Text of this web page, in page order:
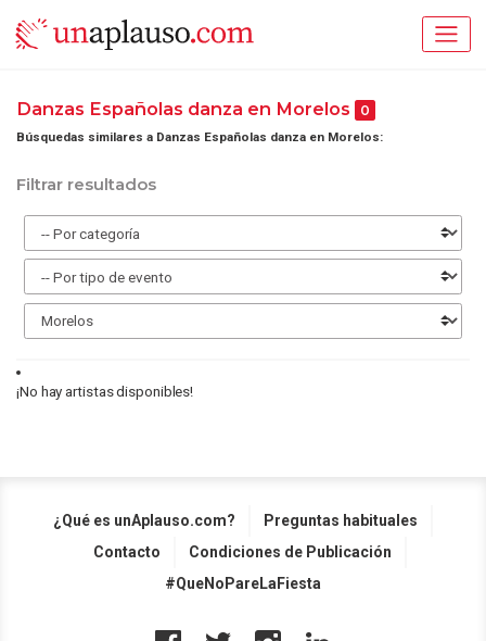
Danzas Españolas danza en Morelos 0
Búsquedas similares a Danzas Españolas danza en Morelos:
Filtrar resultados
¡No hay artistas disponibles!
¿Qué es unAplauso.com?
Preguntas habituales
Contacto
Condiciones de Publicación
#QueNoPareLaFiesta